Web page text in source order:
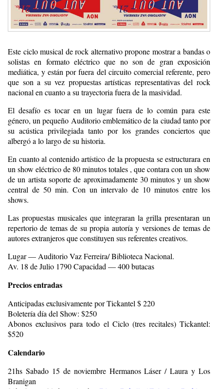
Este ciclo musical de rock alternativo propone mostrar a bandas o
solistas en formato eléctrico que no son de gran exposición
mediática, y están por fuera del circuito comercial referente, pero
que son a su vez propuestas artísticas representativas del rock
nacional en cuanto a su trayectoria fuera de la masividad.
El desafío es tocar en un lugar fuera de lo común para este
género, un pequeño Auditorio emblemático de la ciudad tanto por
su acústica privilegiada tanto por los grandes conciertos que
albergó a lo largo de su historia.
En cuanto al contenido artístico de la propuesta se estructurara en
un show eléctrico de 80 minutos totales , que contara con un show
de un artista soporte de aproximadamente 30 minutos y un show
central de 50 min. Con un intervalo de 10 minutos entre los
shows.
Las propuestas musicales que integraran la grilla presentaran un
repertorio de temas de su propia autoría y versiones de temas de
autores extranjeros que constituyen sus referentes creativos.
Lugar — Auditorio Vaz Ferreira/ Biblioteca Nacional.
Av. 18 de Julio 1790 Capacidad — 400 butacas
Precios entradas
Anticipadas exclusivamente por Tickantel $ 220
Boletería día del Show: $250
Abonos exclusivos para todo el Ciclo (tres recitales) Tickantel:
$520
Calendario
21hs Sabado 15 de noviembre Hermanos Láser / Laura y Los
Branigan